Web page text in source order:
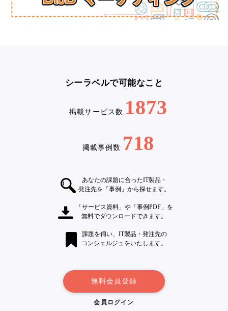
シーラベルで可能なこと
掲載サービス数 1873
掲載事例数 718
あなたの課題に合ったIT製品・
発注先を「事例」から探せます。
「サービス資料」や「事例PDF」を
無料でダウンロードできます。
課題を伺い、IT製品・発注先の
コンシェルジュをいたします。
無料会員登録
会員ログイン